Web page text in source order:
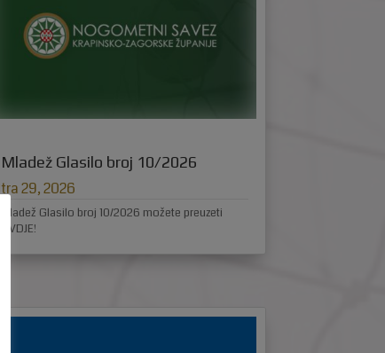
Mladež Glasilo broj 10/2026
tra 29, 2026
Mladež Glasilo broj 10/2026 možete preuzeti
OVDJE!